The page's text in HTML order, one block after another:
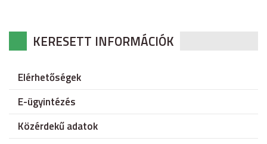
KERESETT INFORMÁCIÓK
Elérhetőségek
E-ügyintézés
Közérdekű adatok